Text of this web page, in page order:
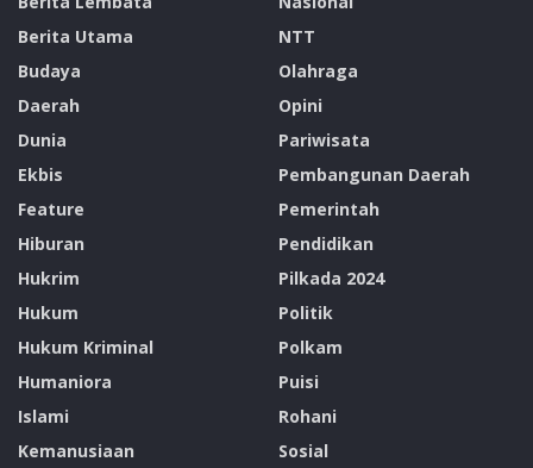
Berita Utama
Budaya
Daerah
Dunia
Ekbis
Feature
Hiburan
Hukrim
Hukum
Hukum Kriminal
Humaniora
Islami
Kemanusiaan
NTT
Olahraga
Opini
Pariwisata
Pembangunan Daerah
Pemerintah
Pendidikan
Pilkada 2024
Politik
Polkam
Puisi
Rohani
Sosial